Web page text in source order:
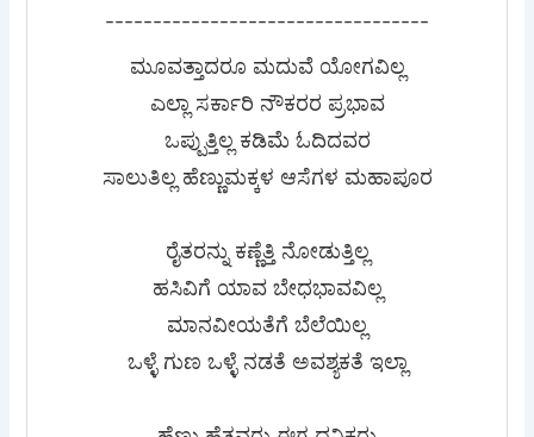
----------------------------------
ಮೂವತ್ತಾದರೂ ಮದುವೆ ಯೋಗವಿಲ್ಲ
ಎಲ್ಲಾ ಸರ್ಕಾರಿ ನೌಕರರ ಪ್ರಭಾವ
ಒಪ್ಪುತ್ತಿಲ್ಲ ಕಡಿಮೆ ಓದಿದವರ
ಸಾಲುತಿಲ್ಲ ಹೆಣ್ಣುಮಕ್ಕಳ ಆಸೆಗಳ ಮಹಾಪೂರ
ರೈತರನ್ನು ಕಣ್ಣೆತ್ತಿ ನೋಡುತ್ತಿಲ್ಲ
ಹಸಿವಿಗೆ ಯಾವ ಬೇಧಭಾವವಿಲ್ಲ
ಮಾನವೀಯತೆಗೆ ಬೆಲೆಯಿಲ್ಲ
ಒಳ್ಳೆ ಗುಣ ಒಳ್ಳೆ ನಡತೆ ಅವಶ್ಯಕತೆ ಇಲ್ಲಾ